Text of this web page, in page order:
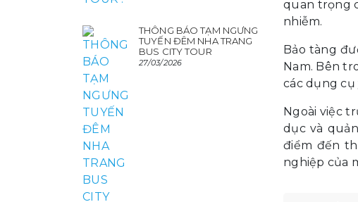
THÔNG BÁO TẠM NGƯNG
TUYẾN ĐÊM NHA TRANG
BUS CITY TOUR
27/03/2026
quan trọng
nhiễm.
Bảo tàng
Nam. Bên
các dụng
Ngoài việc
dục và
điểm đến
nghiệp của